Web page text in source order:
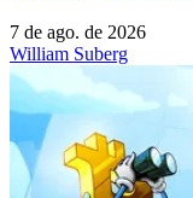
7 de ago. de 2026
William Suberg